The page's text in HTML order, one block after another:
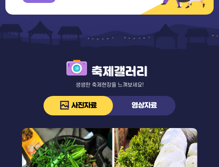
축제갤러리
생생한 축제현장을 느껴보세요!
사진자료 영상자료